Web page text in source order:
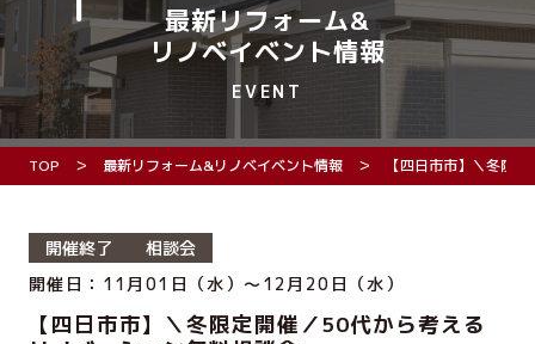
最新リフォーム&
リノベイベント情報
EVENT
TOP 最新リフォーム&リノベイベント情報 【四日市市】＼冬限
開催終了
相談会
開催日：11月01日（水）～12月20日（水）
【四日市市】＼冬限定開催／50代から考える